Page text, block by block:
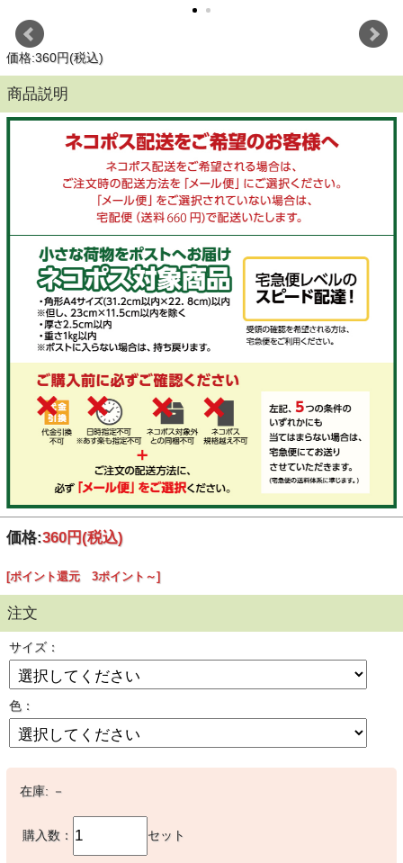
価格:360円(税込)
商品説明
価格:360円(税込)
[ポイント還元 3ポイント～]
注文
サイズ：
色：
在庫: －
購入数： セット